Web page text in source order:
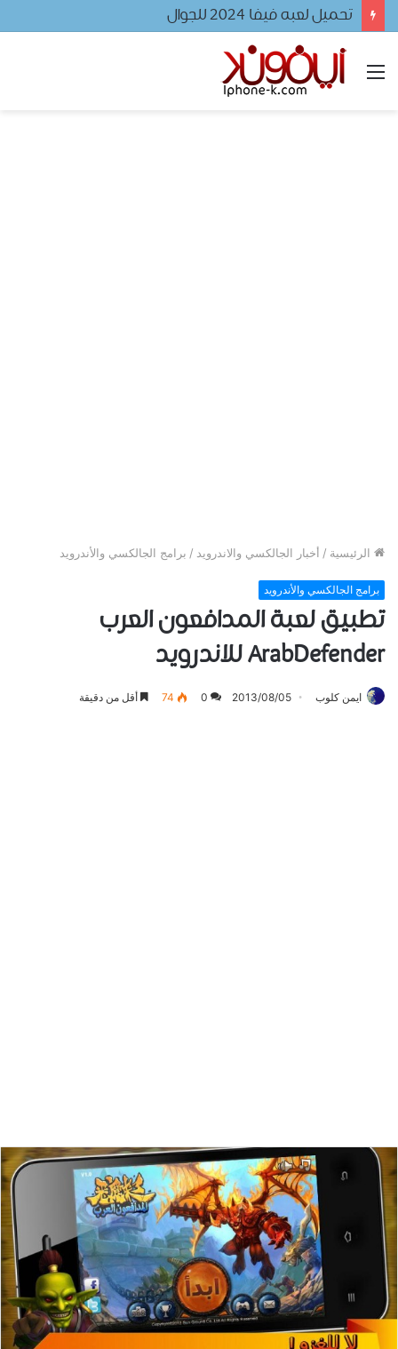
تحميل لعبه فيفا ٢٠٢٤ للجوال
القائمة
الرئيسية / أخبار الجالكسي والاندرويد / برامج الجالكسي والأندرويد
برامج الجالكسي والأندرويد
تطبيق لعبة المدافعون العرب
ArabDefender للاندرويد
ايمن كلوب 2013/08/05
0
74 أقل من دقيقة